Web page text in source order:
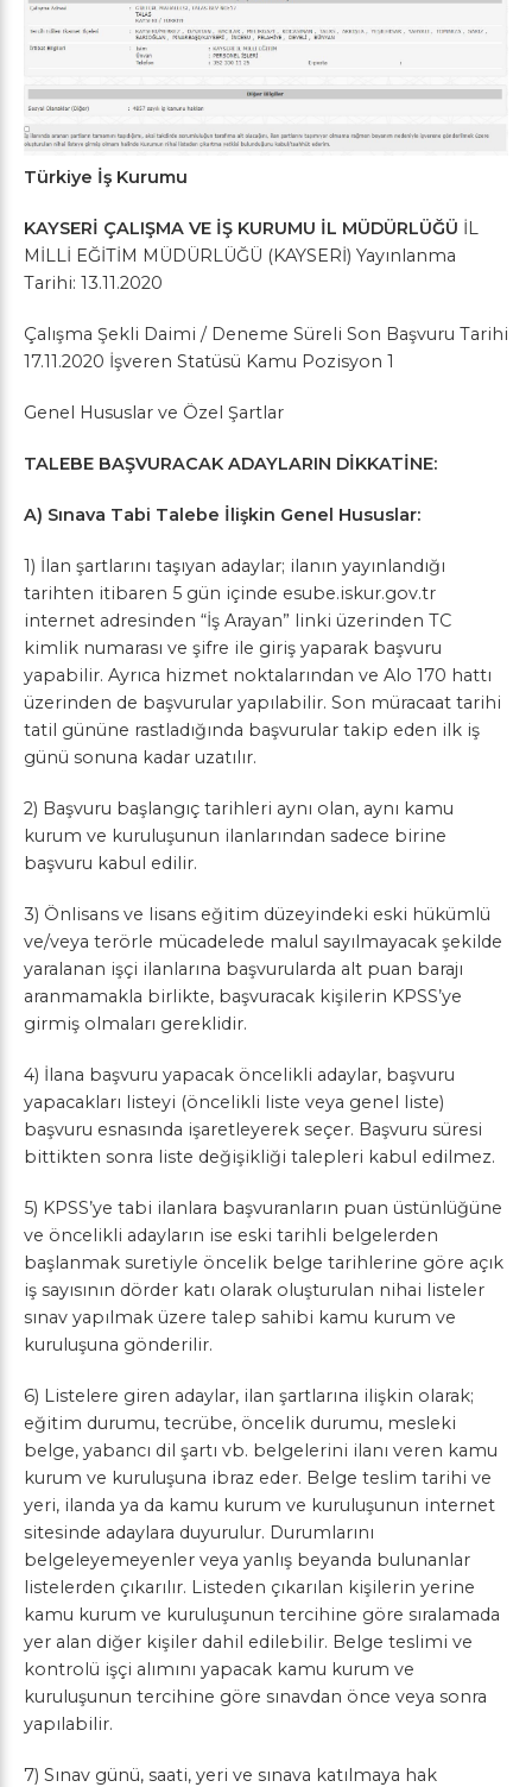
Türkiye İş Kurumu
KAYSERİ ÇALIŞMA VE İŞ KURUMU İL MÜDÜRLÜĞÜ İL
MİLLİ EĞİTİM MÜDÜRLÜĞÜ (KAYSERİ) Yayınlanma
Tarihi: 13.11.2020
Çalışma Şekli Daimi / Deneme Süreli Son Başvuru Tarihi
17.11.2020 İşveren Statüsü Kamu Pozisyon 1
Genel Hususlar ve Özel Şartlar
TALEBE BAŞVURACAK ADAYLARIN DİKKATİNE:
A) Sınava Tabi Talebe İlişkin Genel Hususlar:
1) İlan şartlarını taşıyan adaylar; ilanın yayınlandığı
tarihten itibaren 5 gün içinde esube.iskur.gov.tr
internet adresinden “İş Arayan” linki üzerinden TC
kimlik numarası ve şifre ile giriş yaparak başvuru
yapabilir. Ayrıca hizmet noktalarından ve Alo 170 hattı
üzerinden de başvurular yapılabilir. Son müracaat tarihi
tatil gününe rastladığında başvurular takip eden ilk iş
günü sonuna kadar uzatılır.
2) Başvuru başlangıç tarihleri aynı olan, aynı kamu
kurum ve kuruluşunun ilanlarından sadece birine
başvuru kabul edilir.
3) Önlisans ve lisans eğitim düzeyindeki eski hükümlü
ve/veya terörle mücadelede malul sayılmayacak şekilde
yaralanan işçi ilanlarına başvurularda alt puan barajı
aranmamakla birlikte, başvuracak kişilerin KPSS’ye
girmiş olmaları gereklidir.
4) İlana başvuru yapacak öncelikli adaylar, başvuru
yapacakları listeyi (öncelikli liste veya genel liste)
başvuru esnasında işaretleyerek seçer. Başvuru süresi
bittikten sonra liste değişikliği talepleri kabul edilmez.
5) KPSS’ye tabi ilanlara başvuranların puan üstünlüğüne
ve öncelikli adayların ise eski tarihli belgelerden
başlanmak suretiyle öncelik belge tarihlerine göre açık
iş sayısının dörder katı olarak oluşturulan nihai listeler
sınav yapılmak üzere talep sahibi kamu kurum ve
kuruluşuna gönderilir.
6) Listelere giren adaylar, ilan şartlarına ilişkin olarak;
eğitim durumu, tecrübe, öncelik durumu, mesleki
belge, yabancı dil şartı vb. belgelerini ilanı veren kamu
kurum ve kuruluşuna ibraz eder. Belge teslim tarihi ve
yeri, ilanda ya da kamu kurum ve kuruluşunun internet
sitesinde adaylara duyurulur. Durumlarını
belgeleyemeyenler veya yanlış beyanda bulunanlar
listelerden çıkarılır. Listeden çıkarılan kişilerin yerine
kamu kurum ve kuruluşunun tercihine göre sıralamada
yer alan diğer kişiler dahil edilebilir. Belge teslimi ve
kontrolü işçi alımını yapacak kamu kurum ve
kuruluşunun tercihine göre sınavdan önce veya sonra
yapılabilir.
7) Sınav günü, saati, yeri ve sınava katılmaya hak